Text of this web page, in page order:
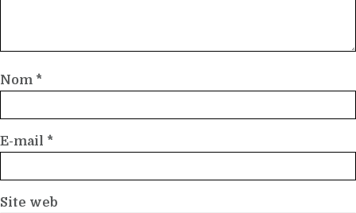
Nom *
E-mail *
Site web